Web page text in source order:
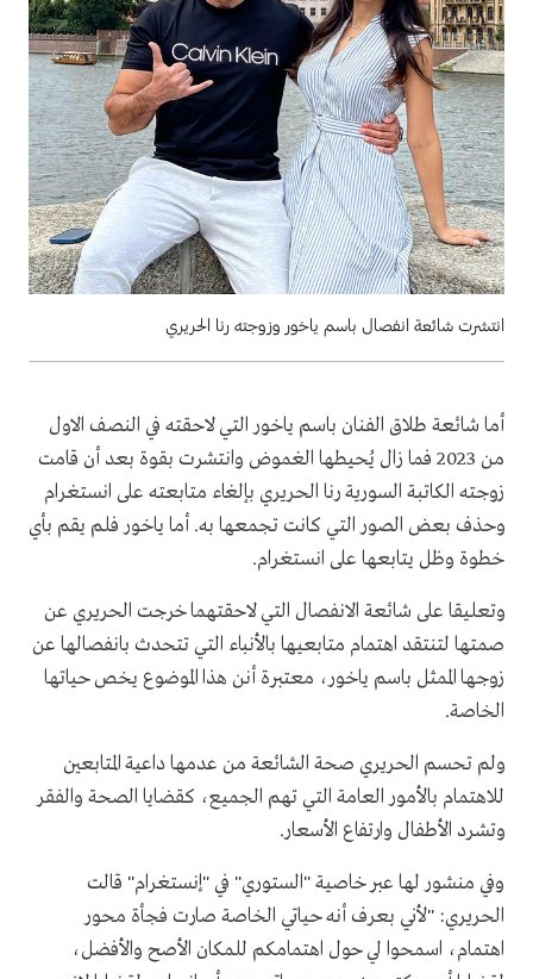
انتشرت شائعة انفصال باسم ياخور وزوجته رنا الحريري
أما شائعة طلاق الفنان باسم ياخور التي لاحقته في النصف الاول
من 2023 فما زال يُحيطها الغموض وانتشرت بقوة بعد أن قامت
زوجته الكاتبة السورية رنا الحريري بإلغاء متابعته على انستغرام
وحذف بعض الصور التي كانت تجمعها به. أما ياخور فلم يقم بأي
خطوة وظل يتابعها على انستغرام.
وتعليقا على شائعة الانفصال التي لاحقتهما خرجت الحريري عن
صمتها لتنتقد اهتمام متابعيها بالأنباء التي تتحدث بانفصالها عن
زوجها الممثل باسم ياخور، معتبرة أنن هذا الموضوع يخص حياتها
الخاصة.
ولم تحسم الحريري صحة الشائعة من عدمها داعية المتابعين
للاهتمام بالأمور العامة التي تهم الجميع، كقضايا الصحة والفقر
وتشرد الأطفال وارتفاع الأسعار.
وفي منشور لها عبر خاصية "الستوري" في "إنستغرام" قالت
الحريري: "لأني بعرف أنه حياتي الخاصة صارت فجأة محور
اهتمام، اسمحوا لي حول اهتمامكم للمكان الأصح والأفضل،